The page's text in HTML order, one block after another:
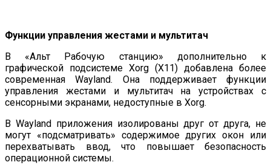
Функции управления жестами и мультитач
В «Альт Рабочую станцию» дополнительно к
графической подсистеме Xorg (X11) добавлена более
современная Wayland. Она поддерживает функции
управления жестами и мультитач на устройствах с
сенсорными экранами, недоступные в Xorg.
В Wayland приложения изолированы друг от друга, не
могут «подсматривать» содержимое других окон или
перехватывать ввод, что повышает безопасность
операционной системы.